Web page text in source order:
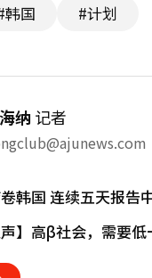
韩国 #计划
纳 记者
韩国 连续五天报告
声】高β社会，需要